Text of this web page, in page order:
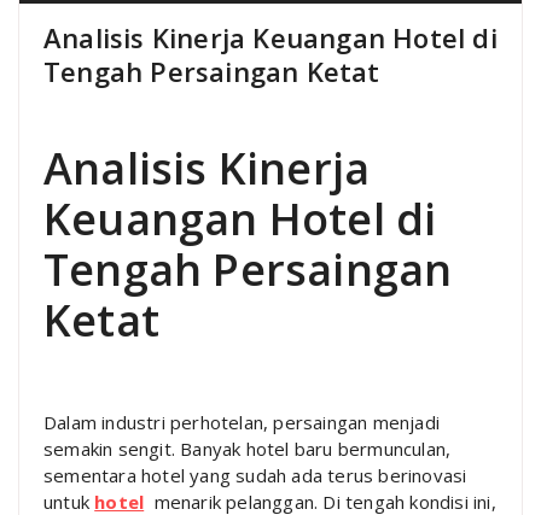
Analisis Kinerja Keuangan Hotel di
Tengah Persaingan Ketat
Analisis Kinerja
Keuangan Hotel di
Tengah Persaingan
Ketat
Dalam industri perhotelan, persaingan menjadi
semakin sengit. Banyak hotel baru bermunculan,
sementara hotel yang sudah ada terus berinovasi
untuk hotel menarik pelanggan. Di tengah kondisi ini,